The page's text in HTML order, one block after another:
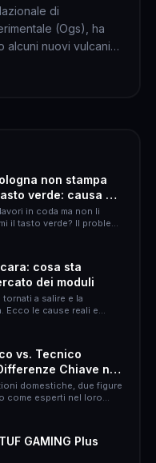
di
(Ogs), ha
alcuni nuovi vulcani
non stampa
verde: causa e
in coda ma non li
il tasto verde? Il problema
Ecco come risolverlo
cosa sta
dei moduli
a salire e la
Ecco le cause reali e
il doppio.
vs. Tecnico
Chiave nel
Domestiche
domestiche, due figure
come esperti nel loro
e il tecnico
problemi, le loro
e persino il rapporto con
molto diversi. In questo
GAMING Plus